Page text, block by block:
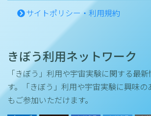
サイトポリシー・利用規約
きぼう利用ネットワーク
「きぼう」利用や宇宙実験に関する最
す。「きぼう」利用や宇宙実験に興味
もご参加いただけます。